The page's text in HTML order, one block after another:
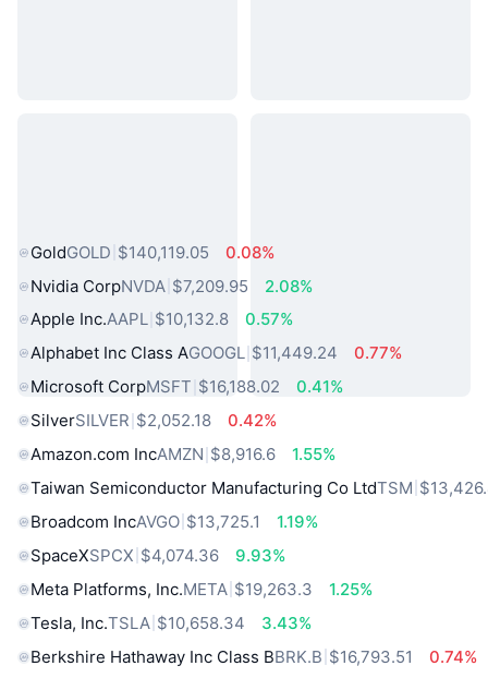
GoldGOLD $140,119.05
0.08%
Nvidia CorpNVDA $7,209.95
2.08%
Apple Inc.AAPL $10,132.8
0.57%
Alphabet Inc Class AGOOGL $11,449.24
0.77%
Microsoft CorpMSFT $16,188.02
0.41%
SilverSILVER $2,052.18
0.42%
Amazon.com IncAMZN $8,916.6
1.55%
Taiwan Semiconductor Manufacturing Co LtdTSM
Broadcom IncAVGO $13,725.1
1.19%
SpaceXSPCX $4,074.36
9.93%
Meta Platforms, Inc.META $19,263.3
1.25%
Tesla, Inc.TSLA $10,658.34
3.43%
Berkshire Hathaway Inc Class BBRK.B $16,793.51
0.74%